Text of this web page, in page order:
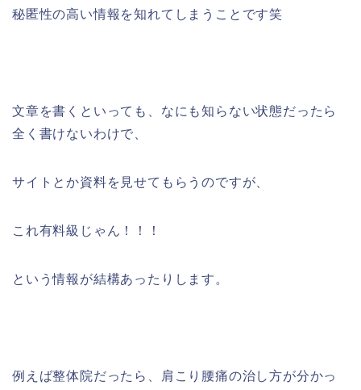
秘匿性の高い情報を知れてしまうことです笑
文章を書くといっても、なにも知らない状態だったら
全く書けないわけで、
サイトとか資料を見せてもらうのですが、
これ有料級じゃん！！！
という情報が結構あったりします。
例えば整体院だったら、肩こり腰痛の治し方が分かっ